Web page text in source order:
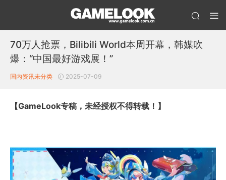
70万人抢票，Bilibili World本周开幕，韩媒吹
爆：“中国最好游戏展！”
国内资讯未分类 2025-07-09
【GameLook专稿，未经授权不得转载！】